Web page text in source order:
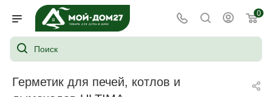
0
Герметик для печей, котлов и